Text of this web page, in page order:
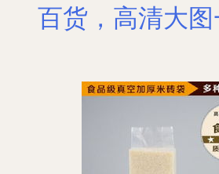
百货，高清大